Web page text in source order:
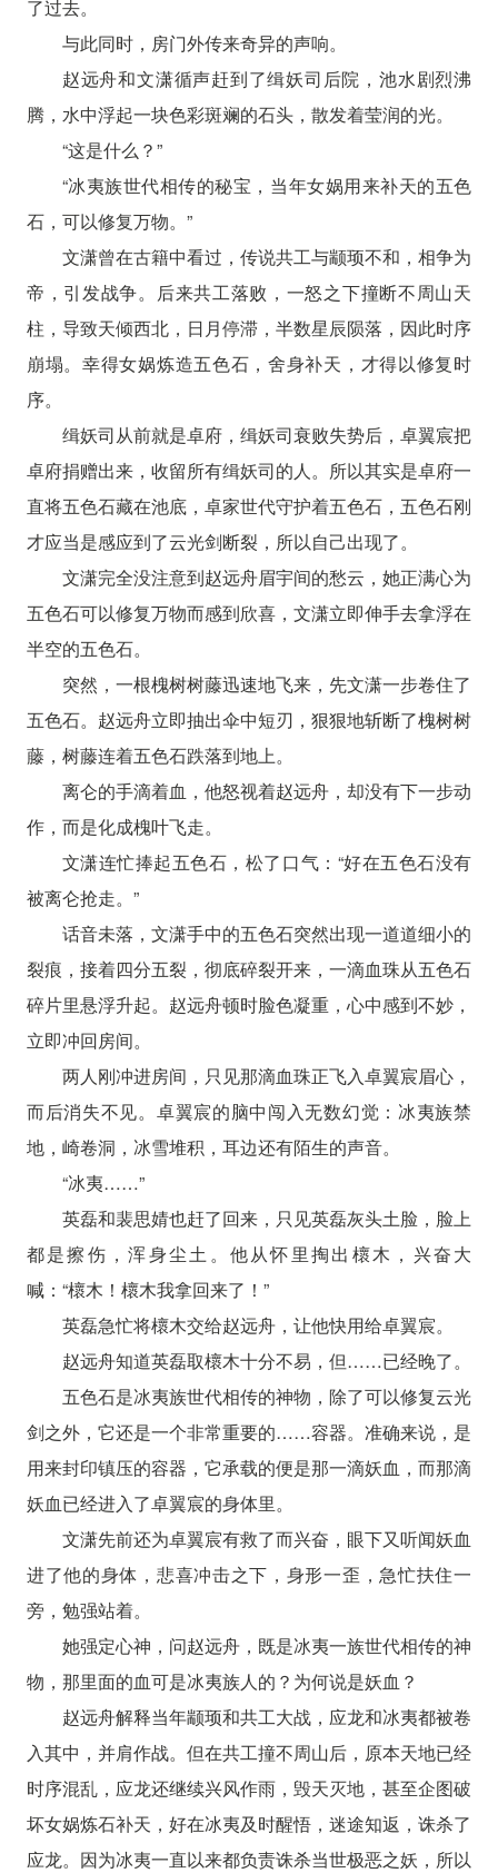
了过去。
与此同时，房门外传来奇异的声响。
赵远舟和文潇循声赶到了缉妖司后院，池水剧烈沸
腾，水中浮起一块色彩斑斓的石头，散发着莹润的光。
“这是什么？”
“冰夷族世代相传的秘宝，当年女娲用来补天的五色
石，可以修复万物。”
文潇曾在古籍中看过，传说共工与颛顼不和，相争为
帝，引发战争。后来共工落败，一怒之下撞断不周山天
柱，导致天倾西北，日月停滞，半数星辰陨落，因此时序
崩塌。幸得女娲炼造五色石，舍身补天，才得以修复时
序。
缉妖司从前就是卓府，缉妖司衰败失势后，卓翼宸把
卓府捐赠出来，收留所有缉妖司的人。所以其实是卓府一
直将五色石藏在池底，卓家世代守护着五色石，五色石刚
才应当是感应到了云光剑断裂，所以自己出现了。
文潇完全没注意到赵远舟眉宇间的愁云，她正满心为
五色石可以修复万物而感到欣喜，文潇立即伸手去拿浮在
半空的五色石。
突然，一根槐树树藤迅速地飞来，先文潇一步卷住了
五色石。赵远舟立即抽出伞中短刃，狠狠地斩断了槐树树
藤，树藤连着五色石跌落到地上。
离仑的手滴着血，他怒视着赵远舟，却没有下一步动
作，而是化成槐叶飞走。
文潇连忙捧起五色石，松了口气：“好在五色石没有
被离仑抢走。”
话音未落，文潇手中的五色石突然出现一道道细小的
裂痕，接着四分五裂，彻底碎裂开来，一滴血珠从五色石
碎片里悬浮升起。赵远舟顿时脸色凝重，心中感到不妙，
立即冲回房间。
两人刚冲进房间，只见那滴血珠正飞入卓翼宸眉心，
而后消失不见。卓翼宸的脑中闯入无数幻觉：冰夷族禁
地，崎卷洞，冰雪堆积，耳边还有陌生的声音。
“冰夷……”
英磊和裴思婧也赶了回来，只见英磊灰头土脸，脸上
都是擦伤，浑身尘土。他从怀里掏出櫰木，兴奋大
喊：“櫰木！櫰木我拿回来了！”
英磊急忙将櫰木交给赵远舟，让他快用给卓翼宸。
赵远舟知道英磊取櫰木十分不易，但……已经晚了。
五色石是冰夷族世代相传的神物，除了可以修复云光
剑之外，它还是一个非常重要的……容器。准确来说，是
用来封印镇压的容器，它承载的便是那一滴妖血，而那滴
妖血已经进入了卓翼宸的身体里。
文潇先前还为卓翼宸有救了而兴奋，眼下又听闻妖血
进了他的身体，悲喜冲击之下，身形一歪，急忙扶住一
旁，勉强站着。
她强定心神，问赵远舟，既是冰夷一族世代相传的神
物，那里面的血可是冰夷族人的？为何说是妖血？
赵远舟解释当年颛顼和共工大战，应龙和冰夷都被卷
入其中，并肩作战。但在共工撞不周山后，原本天地已经
时序混乱，应龙还继续兴风作雨，毁天灭地，甚至企图破
坏女娲炼石补天，好在冰夷及时醒悟，迷途知返，诛杀了
应龙。因为冰夷一直以来都负责诛杀当世极恶之妖，所以